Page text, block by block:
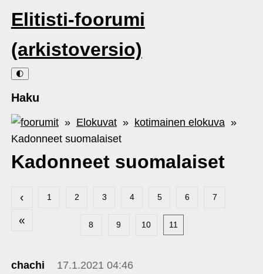
Elitisti-foorumi
(arkistoversio)
🌓
Haku
» Elokuvat» kotimainen elokuva»
Kadonneet suomalaiset
Kadonneet suomalaiset
‹
«
1 2 3 4 5 6 7
8 9 10 11
chachi 17.1.2021 04:46